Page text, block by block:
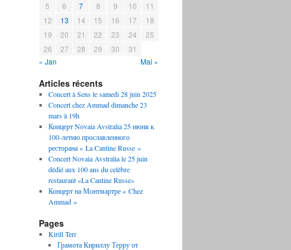
5
6 7 8 9 10
11
12
13 14 15 16 17
18
19
20 21 22 23 24
25
26
27 28 29 30
31
« Jan
Mai »
Articles récents
Concert à Sens le samedi 28 juin 2025
Concert chez Ammad dimanche 23
mars à 19h
Концерт Novaia Avstralia 25 июня к
100-летию прославленного
ресторана « La Cantine Russe »
Concert Novaia Avstralia le 25 juin
dédié aux 100 ans du celèbre
restaurant «La Cantine Russe»
Концерт на Монтмартре « Chez
Ammad »
Pages
Kirill Terr
Грамота Кириллу Терру от